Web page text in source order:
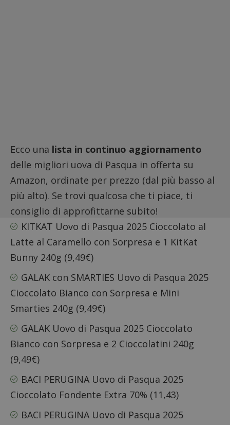
Ecco una lista in continuo aggiornamento
delle migliori uova di Pasqua in offerta su
Amazon, ordinate per prezzo (dal più basso al
più alto). Se trovi qualcosa che ti piace, ti
consiglio di approfittarne subito!
KITKAT Uovo di Pasqua 2025 Cioccolato al
Latte al Caramello con Sorpresa e 1 KitKat
Bunny 240g (9,49€)
GALAK con SMARTIES Uovo di Pasqua 2025
Cioccolato Bianco con Sorpresa e Mini
Smarties 240g (9,49€)
GALAK Uovo di Pasqua 2025 Cioccolato
Bianco con Sorpresa e 2 Cioccolatini 240g
(9,49€)
BACI PERUGINA Uovo di Pasqua 2025
Cioccolato Fondente Extra 70% (11,43)
BACI PERUGINA Uovo di Pasqua 2025